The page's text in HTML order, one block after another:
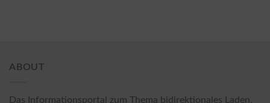
ABOUT
Das Informationsportal zum Thema bidirektionales Laden.